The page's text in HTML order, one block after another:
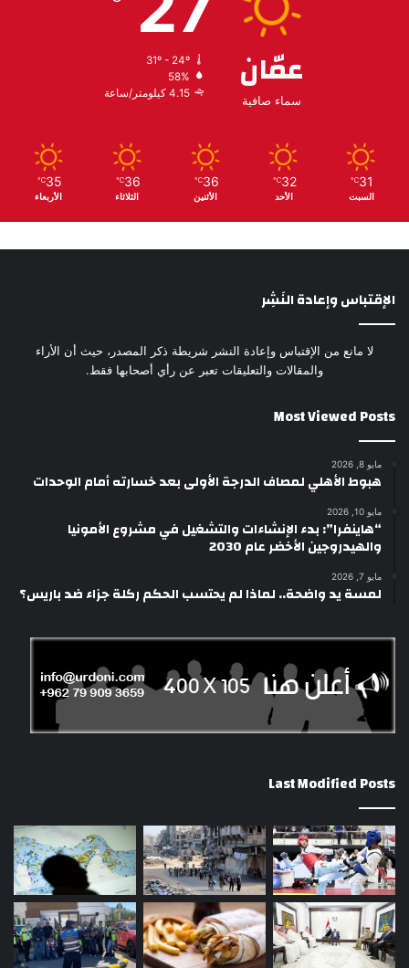
عمّان
سماء صافية
31º - 24º
58%
4.15 كيلومتر/ساعة
31
℃
السبت
32
℃
الأحد
36
℃
الأثنين
36
℃
الثلاثاء
35
℃
الأربعاء
الإقتباس وإعادة النَشِر
لا مانع من الإقتباس وإعادة النشر شريطة ذكر المصدر، حيث أن الأراء
والمقالات والتعليقات تعبر عن رأي أصحابها فقط.
Most Viewed Posts
مايو 8, 2026
هبوط الأهلي لمصاف الدرجة الأولى بعد خسارته أمام الوحدات
مايو 10, 2026
“هاينفرا”: بدء الإنشاءات والتشغيل في مشروع الأمونيا
والهيدروجين الأخضر عام 2030
مايو 7, 2026
لمسة يد واضحة.. لماذا لم يحتسب الحكم ركلة جزاء ضد باريس؟
Last Modified Posts